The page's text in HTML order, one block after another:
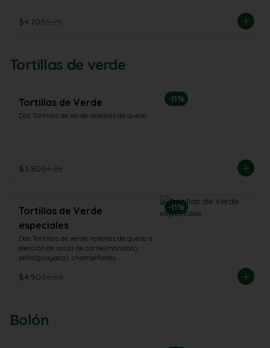
$4.70$5.25
Tortillas de verde
-11%
Tortillas de Verde
Dos Tortillas de verde rellenas de queso
$3.80$4.25
-11%
Tortillas de Verde
especiales
Dos Tortillas de verde rellenas de queso a
elección de salsa de carne(manaba),
pollo(guayaca), champiñones
$4.90$5.50
Bolón